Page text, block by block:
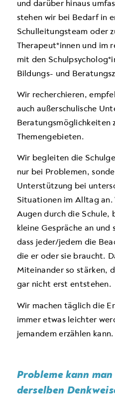
und darüber hinaus
stehen wir bei Bedarf in
Schulleitungsteam oder
Therapeut*innen und im
mit den
Bildungs- und
Wir recherchieren,
auch außerschulische
Beratungsmöglichkeiten
Themengebieten.
Wir begleiten die
nur bei Problemen,
Unterstützung bei
Situationen im Alltag
Augen durch die Schule,
kleine Gespräche an und
dass jeder/jedem die
die er oder sie braucht.
Miteinander so stärken,
gar nicht erst entstehen.
Wir machen täglich die
immer etwas leichter
jemandem erzählen
Probleme kann
derselben